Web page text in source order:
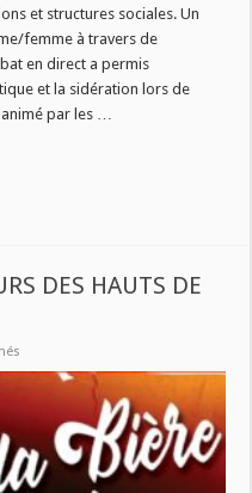
et structures sociales. Un
femme à travers de
en direct a permis
et la sidération lors de
animé par les …
DES HAUTS DE
BIERES
DES
HAUTS
DE
FRANCE